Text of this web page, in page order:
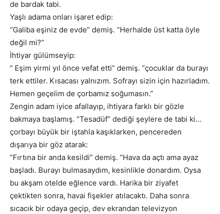
de bardak tabi.
Yaşlı adama onları işaret edip:
“Galiba eşiniz de evde” demiş. “Herhalde üst katta öyle
değil mi?”
İhtiyar gülümseyip:
“ Eşim yirmi yıl önce vefat etti” demiş. “çocuklar da burayı
terk ettiler. Kısacası yalnızım. Sofrayı sizin için hazırladım.
Hemen geçelim de çorbamız soğumasın.”
Zengin adam iyice afallayıp, ihtiyara farklı bir gözle
bakmaya başlamış. “Tesadüf” dediği şeylere de tabi ki…
çorbayı büyük bir iştahla kaşıklarken, pencereden
dışarıya bir göz atarak:
“Fırtına bir anda kesildi” demiş. “Hava da açtı ama ayaz
başladı. Burayı bulmasaydım, kesinlikle donardım. Oysa
bu akşam otelde eğlence vardı. Harika bir ziyafet
çektikten sonra, havai fişekler atılacaktı. Daha sonra
sıcacık bir odaya geçip, dev ekrandan televizyon